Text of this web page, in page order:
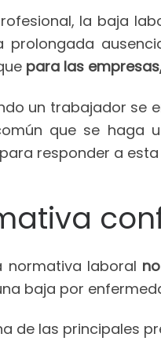
la baja
prolongada
para las
un trabajador se
que se haga
para responder a
normativa laboral
baja por
de las principales